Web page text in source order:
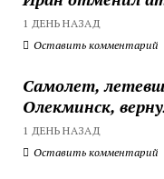
1 ДЕНЬ НАЗАД
Оставить комментарий
Самолет,
Олекминск,
1 ДЕНЬ НАЗАД
Оставить комментарий